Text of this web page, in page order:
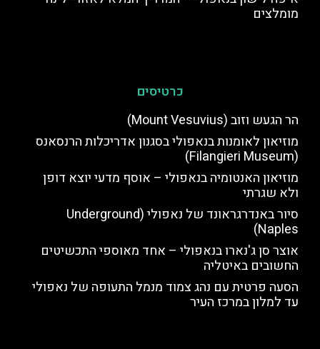
מומלצים
כרטיסים
הר הגעש וזוב (Mount Vesuvius)
מוזיאון לאומנות בנאפולי בסגנון אדריכלות הרנסאנס
(Filangieri Museum)
מוזיאון האנטומיה בנאפולי – אוסף מדעי יוצא דופן
ולא שגרתי
סיור באנדרגראונד של נאפולי (Underground
Naples)
אוצר סן ג'נארו בנאפולי – אחד מאוספי התכשיטים
החשובים באיטליה
הסעה פרטית עם נהג צמוד מנמל התעופה של נאפולי
עד למלון במרכז העיר